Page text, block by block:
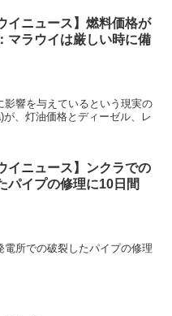
イニュース】燃料価格が
マラウイは厳しい時に備
影響を与えているという現実の
、灯油価格とディーゼル、レ
イニュース】ンクラでの
パイプの修理に10日間
所での破裂したパイプの修理